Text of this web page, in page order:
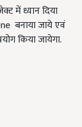
में ध्यान दिया
बनाया जाये एवं
किया जायेगा.